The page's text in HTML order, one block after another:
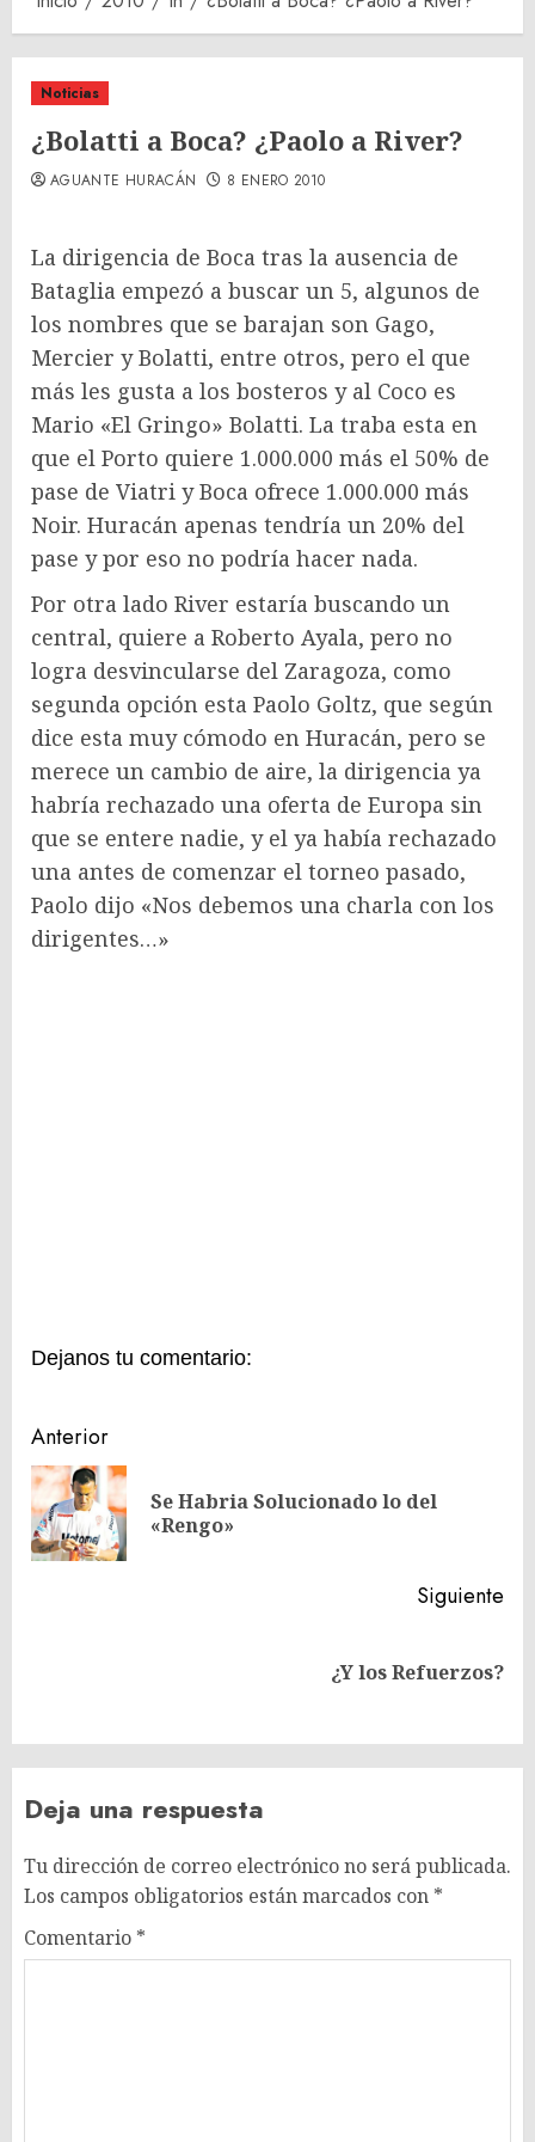
Noticias
¿Bolatti a Boca? ¿Paolo a River?
AGUANTE HURACÁN 8 ENERO 2010
La dirigencia de Boca tras la ausencia de
Bataglia empezó a buscar un 5, algunos de
los nombres que se barajan son Gago,
Mercier y Bolatti, entre otros, pero el que
más les gusta a los bosteros y al Coco es
Mario «El Gringo» Bolatti. La traba esta en
que el Porto quiere 1.000.000 más el 50% de
pase de Viatri y Boca ofrece 1.000.000 más
Noir. Huracán apenas tendría un 20% del
pase y por eso no podría hacer nada.
Por otra lado River estaría buscando un
central, quiere a Roberto Ayala, pero no
logra desvincularse del Zaragoza, como
segunda opción esta Paolo Goltz, que según
dice esta muy cómodo en Huracán, pero se
merece un cambio de aire, la dirigencia ya
habría rechazado una oferta de Europa sin
que se entere nadie, y el ya había rechazado
una antes de comenzar el torneo pasado,
Paolo dijo «Nos debemos una charla con los
dirigentes…»
Dejanos tu comentario:
Navegación
de
entradas
Anterior
Se Habria Solucionado lo del
«Rengo»
Siguiente
¿Y los Refuerzos?
Deja una respuesta
Tu dirección de correo electrónico no será publicada.
Los campos obligatorios están marcados con *
Comentario *